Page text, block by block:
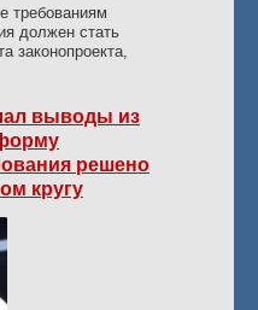
требованиям
должен стать
законопроекта,
выводы из
решено
кругу